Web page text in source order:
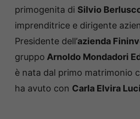
primogenita di Silvio
imprenditrice e dirigente
Presidente dell’azienda
gruppo Arnoldo Mondadori
è nata dal primo matrimonio
ha avuto con Carla Elvira